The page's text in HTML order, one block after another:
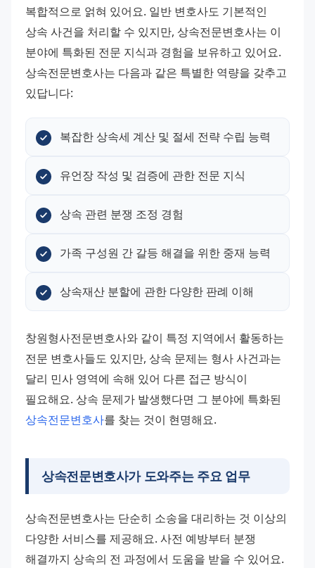
복합적으로 얽혀 있어요. 일반 변호사도 기본적인
상속 사건을 처리할 수 있지만, 상속전문변호사는 이
분야에 특화된 전문 지식과 경험을 보유하고 있어요.
상속전문변호사는 다음과 같은 특별한 역량을 갖추고
있답니다:
복잡한 상속세 계산 및 절세 전략 수립 능력
유언장 작성 및 검증에 관한 전문 지식
상속 관련 분쟁 조정 경험
가족 구성원 간 갈등 해결을 위한 중재 능력
상속재산 분할에 관한 다양한 판례 이해
창원형사전문변호사와 같이 특정 지역에서 활동하는
전문 변호사들도 있지만, 상속 문제는 형사 사건과는
달리 민사 영역에 속해 있어 다른 접근 방식이
상속전문변호사를 찾는 것이 현명해요.
상속전문변호사가 도와주는 주요 업무
상속전문변호사는 단순히 소송을 대리하는 것 이상의
다양한 서비스를 제공해요. 사전 예방부터 분쟁
해결까지 상속의 전 과정에서 도움을 받을 수 있어요.